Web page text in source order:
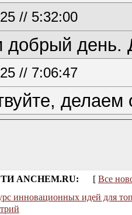
// 5:32:00
добрый
// 7:06:47
ANCHEM.RU: [ Все
инновационных идей для